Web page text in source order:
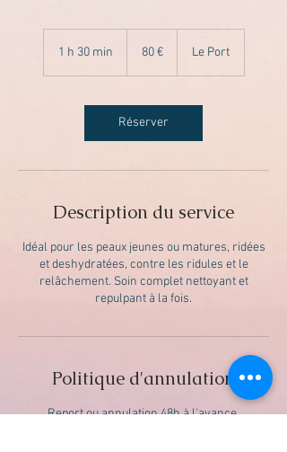
1 h 30 min
m
n
80 € Le Port
Réserver
Description du service
Idéal pour les peaux jeunes ou matures, ridées
et deshydratées, contre les ridules et le
relâchement. Soin complet nettoyant et
repulpant à la fois.
Politique d'annulation
Report ou annulation 48h à l'avance.